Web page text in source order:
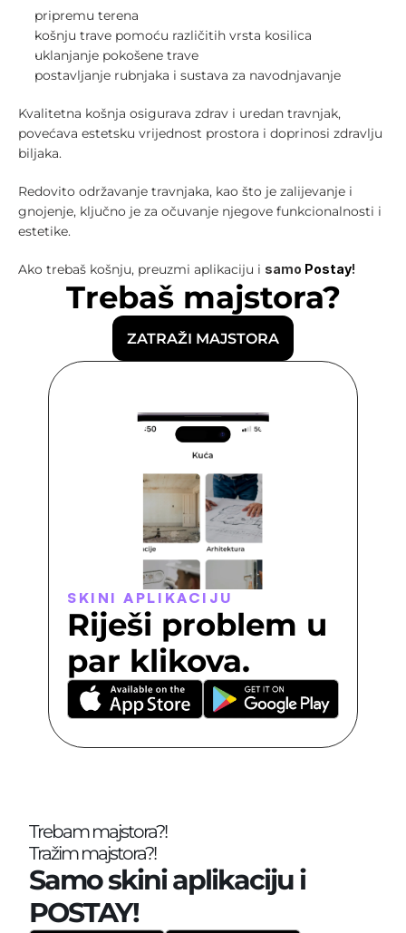
pripremu terena
košnju trave pomoću različitih vrsta kosilica
uklanjanje pokošene trave
postavljanje rubnjaka i sustava za navodnjavanje
Kvalitetna košnja osigurava zdrav i uredan travnjak,
povećava estetsku vrijednost prostora i doprinosi zdravlju
biljaka.
Redovito održavanje travnjaka, kao što je zalijevanje i
gnojenje, ključno je za očuvanje njegove funkcionalnosti i
estetike.
Ako trebaš košnju, preuzmi aplikaciju i samo Postay!
Trebaš majstora?
ZATRAŽI MAJSTORA
SKINI APLIKACIJU
Riješi problem u
par klikova.
Trebam majstora?!
Tražim majstora?!
Samo skini aplikaciju i
POSTAY!